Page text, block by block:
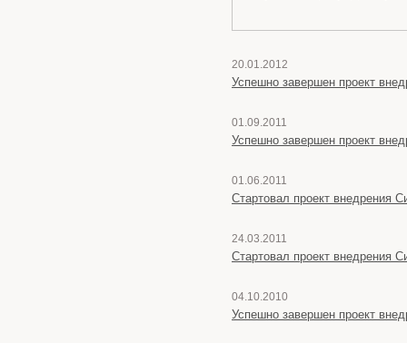
20.01.2012
Успешно завершен проект
01.09.2011
Успешно завершен проект
01.06.2011
Стартовал проект внедрения
24.03.2011
Стартовал проект внедрения
04.10.2010
Успешно завершен проект